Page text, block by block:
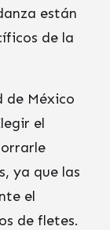
están
de la
de México
el
ya que las
el
de fletes.